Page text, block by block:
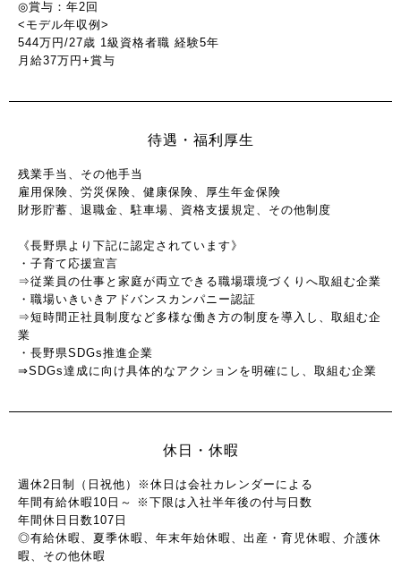
◎賞与：年2回
<モデル年収例>
544万円/27歳 1級資格者職 経験5年
月給37万円+賞与
待遇・福利厚生
残業手当、その他手当
雇用保険、労災保険、健康保険、厚生年金保険
財形貯蓄、退職金、駐車場、資格支援規定、その他制度
《長野県より下記に認定されています》
・子育て応援宣言
⇒従業員の仕事と家庭が両立できる職場環境づくりへ取組む企業
・職場いきいきアドバンスカンパニー認証
⇒短時間正社員制度など多様な働き方の制度を導入し、取組む企
業
・長野県SDGs推進企業
⇒SDGs達成に向け具体的なアクションを明確にし、取組む企業
休日・休暇
週休2日制（日祝他）※休日は会社カレンダーによる
年間有給休暇10日～ ※下限は入社半年後の付与日数
年間休日日数107日
◎有給休暇、夏季休暇、年末年始休暇、出産・育児休暇、介護休
暇、その他休暇